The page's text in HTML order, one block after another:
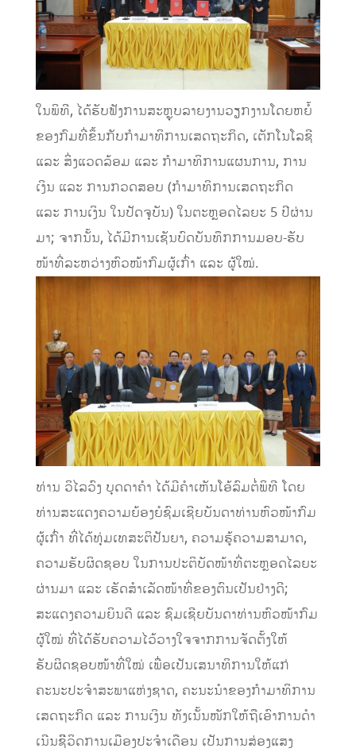
ໃນພິທີ, ໄດ້ຮັບຟັງການສະຫຼຸບລາຍງານວຽກງານໂດຍຫຍໍ້
ຂອງກົມທີ່ຂຶ້ນກັບກຳມາທິການເສດຖະກິດ, ເຕັກໂນໂລຊີ
ແລະ ສິ່ງແວດລ້ອມ ແລະ ກຳມາທິການແຜນການ, ການ
ເງິນ ແລະ ການກວດສອບ (ກຳມາທິການເສດຖະກິດ
ແລະ ການເງິນ ໃນປັດຈຸບັນ) ໃນຕະຫຼອດໄລຍະ 5 ປີຜ່ານ
ມາ; ຈາກນັ້ນ, ໄດ້ມີການເຊັນບົດບັນທຶກການມອບ-ຮັບ
ໜ້າທີ່ລະຫວ່າງຫົວໜ້າກົມຜູ້ເກົ່າ ແລະ ຜູ້ໃໝ່.
ທ່ານ ວິໄລວົງ ບຸດດາຄຳ ໄດ້ມີຄໍາເຫັນໂອ້ລົມຕໍ່ພິທີ ໂດຍ
ທ່ານສະແດງຄວາມຍ້ອງຍໍຊົມເຊີຍບັນດາທ່ານຫົວໜ້າກົມ
ຜູ້ເກົ່າ ທີ່ໄດ້ທຸ່ມເທສະຕິປັນຍາ, ຄວາມຮູ້ຄວາມສາມາດ,
ຄວາມຮັບຜິດຊອບ ໃນການປະຕິບັດໜ້າທີ່ຕະຫຼອດໄລຍະ
ຜ່ານມາ ແລະ ເຮັດສຳເລັດໜ້າທີ່ຂອງຕົນເປັນຢ່າງດີ;
ສະແດງຄວາມຍິນດີ ແລະ ຊົມເຊີຍບັນດາທ່ານຫົວໜ້າກົມ
ຜູ້ໃໝ່ ທີ່ໄດ້ຮັບຄວາມໄວ້ວາງໃຈຈາກການຈັດຕັ້ງໃຫ້
ຮັບຜິດຊອບໜ້າທີ່ໃໝ່ ເພື່ອເປັນເສນາທິການໃຫ້ແກ່
ຄະນະປະຈຳສະພາແຫ່ງຊາດ, ຄະນະນໍາຂອງກໍາມາທິການ
ເສດຖະກິດ ແລະ ການເງິນ ທັງເນັ້ນໜັກໃຫ້ຖືເອົາການດໍາ
ເນີນຊີິວິດການເມືອງປະຈໍາເດືອນ ເປັນການສ່ອງແສງ